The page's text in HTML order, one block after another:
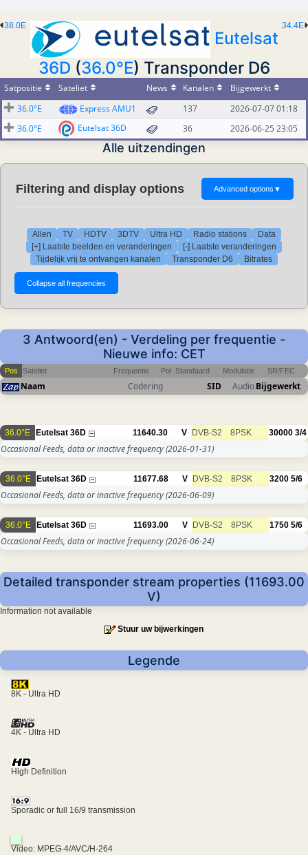
34.4E
38.0E
Eutelsat
36D (36.0°E) Transponder D6
Satpositie Sateliet News Kanalen
Bijgewerkt
36.0°E
Express AMU1 137
2026-07-07 01:18
36.0°E
Eutelsat 36D 36 2026-06-25 23:05
Alle uitzendingen
Filtering and display options Advanced options ▼
Allen TV HDTV 3DTV Ultra HD Radio stations
Data
[+] Laatste beelden en veranderingen
[-] Laatste veranderingen
Tijdelijk vrij te ontvangen kanalen
Transponder D6 Bitrates
3 Antwoord(en) - Verdeling per frequentie -
Nieuwe info: CET
Pos Sateliet Frequentie Pol Standaard Modulatie SR/FEC
Naam Codering SID AudioBijgewerkt
36.0°E Eutelsat 36D 11640.30 V DVB-S2 8PSK 30000 3/4
Occasional Feeds, data or inactive frequency(2026-01-31)
36.0°E Eutelsat 36D 11677.68 V DVB-S2 8PSK 3200 5/6
Occasional Feeds, data or inactive frequency(2026-06-09)
36.0°E Eutelsat 36D 11693.00 V DVB-S2 8PSK 1750 5/6
Occasional Feeds, data or inactive frequency(2026-06-24)
Detailed transponder stream properties (11693.00
V)
Information not available
Stuur uw bijwerkingen
Legende
8K - Ultra HD
4K - Ultra HD
High Definition
Sporadic or full 16/9 transmission
Video: MPEG-4/AVC/H-264